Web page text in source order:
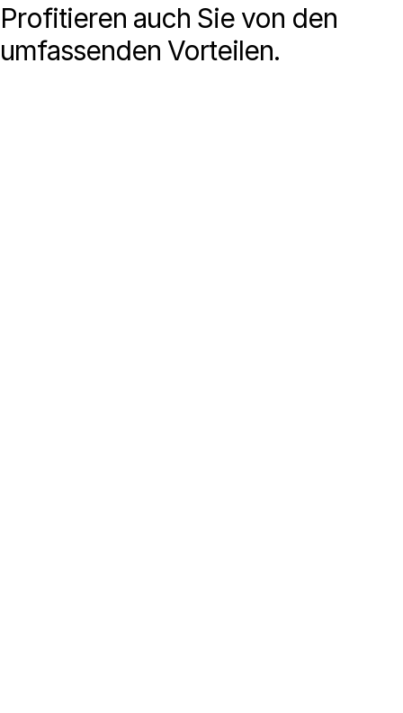
Profitieren auch Sie von den
umfassenden Vorteilen.